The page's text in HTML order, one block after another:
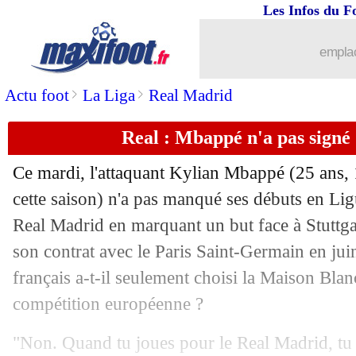
Actu foot> La Liga> Real Madrid
Les Infos du
Real : Mbappé n'a pas
Ce mardi, l'attaquant Kylian Mbappé (25 ans,
cette saison) n'a pas manqué ses débuts en
Real Madrid en marquant un but face à
son contrat avec le Paris Saint-Germain en
français a-t-il seulement choisi la Maison
compétition européenne ?
"Non. Quand tu joues pour le Real Madrid,
Bordeaux
18/09 OM
18/09 PSG: le plus beau souvenir de Kehrer
18/09 Justice : Ben Yedder évite la case
18/09 Real: Endrick en a selon Ancelotti
18/09 Real : Mbappé rejoint Benzema et
Italie : décès de Totò Schillaci
18/09 AEK: une annonce pour Martial